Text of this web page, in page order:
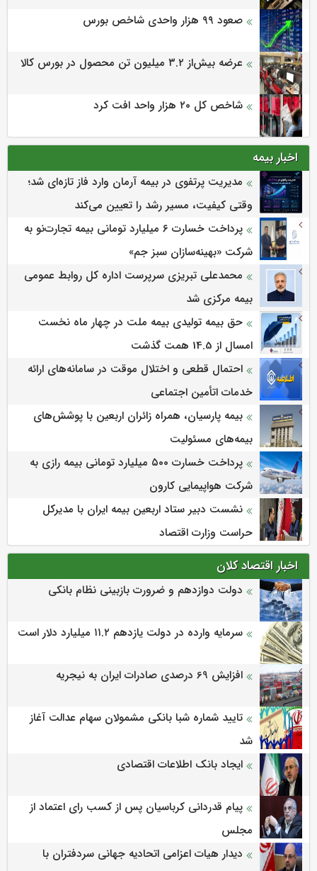
صعود ۹۹ هزار واحدی شاخص بورس
عرضه بیش‌از ۳.۲ میلیون تن محصول در بورس کالا
شاخص کل ۲۰ هزار واحد افت کرد
اخبار بیمه
مدیریت پرتفوی در بیمه آرمان وارد فاز تازه‌ای شد؛
وقتی کیفیت، مسیر رشد را تعیین می‌کند
پرداخت خسارت ۶ میلیارد تومانی بیمه تجارت‌نو به
شرکت «بهینه‌سازان سبز جم»
محمدعلی تبریزی سرپرست اداره كل روابط عمومی
بیمه مركزی شد
حق بیمه تولیدی بیمه ملت در چهار ماه نخست
امسال از 14.5 همت گذشت
احتمال قطعی و اختلال موقت در سامانه‌های ارائه
خدمات اتأمین اجتماعی
بیمه پارسیان، همراه زائران اربعین با پوشش‌های
بیمه‌های مسئولیت
پرداخت خسارت ۵۰۰ میلیارد تومانی بیمه رازی به
شرکت هواپیمایی کارون
نشست دبیر ستاد اربعین بیمه ایران با مدیرکل
حراست وزارت اقتصاد
اخبار اقتصاد کلان
دولت دوازدهم و ضرورت بازبینی نظام بانکی
سرمایه وارده در دولت یازدهم ۱۱.۲ میلیارد دلار است
افزایش 69 درصدی صادرات ایران به نیجریه
تایید شماره شبا بانکی مشمولان سهام عدالت آغاز
شد
ایجاد بانک اطلاعات اقتصادی
پیام قدردانی کرباسیان پس از کسب رای اعتماد از
مجلس
دیدار هیات اعزامی اتحادیه جهانی سردفتران با